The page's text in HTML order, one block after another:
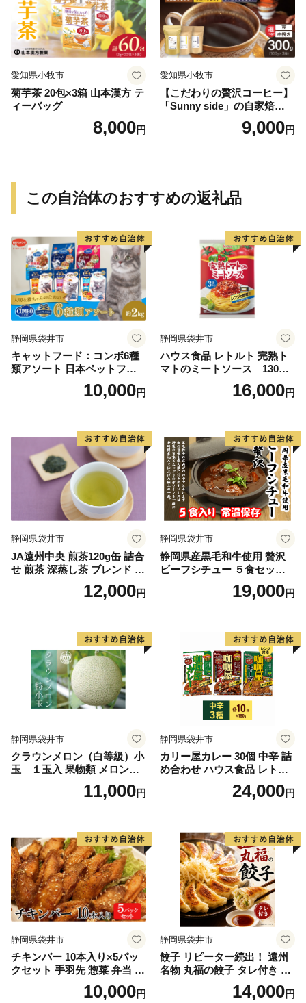
愛知県小牧市
菊芋茶 20包×3箱 山本漢方 テ
ィーバッグ
8,000円
愛知県小牧市
【こだわりの贅沢コーヒー】
「Sunny side」の自家焙煎珈
琲ブレンド珈琲飲み比べセッ
9,000円
この自治体のおすすめの返礼品
静岡県袋井市
キャットフード：コンボ6種
類アソート 日本ペットフー
ド ネコ 猫 愛猫 ケア ペット
えさ セット 健康 栄養 猫用
維持 下部尿路の健康維持
10,000円
静岡県袋井市
ハウス食品 レトルト 完熟ト
マトのミートソース 130g×
18個（3食×6個）16,000円
静岡県袋井市
JA遠州中央 煎茶120g缶 詰合
せ 煎茶 深蒸し茶 ブレンド ギ
フト 贈り物 人気 厳選 おすす
め 袋井市 飲料類 お茶 緑茶
12,000円
静岡県袋井市
静岡県産黒毛和牛使用 贅沢
ビーフシチュー ５食セット
贅沢 贈り物 料理 簡単 レンチ
ン おすすめ 人気 厳選 袋井市
19,000円
静岡県袋井市
クラウンメロン（白等級）小
玉 １玉入 果物類 メロン青
11,000円
静岡県袋井市
カリー屋カレー 30個 中辛 詰
め合わせ ハウス食品 レトル
24,000円
静岡県袋井市
チキンバー 10本入り×5パッ
クセット 手羽先 惣菜 弁当 お
かず お酒 おつまみ ギフト キ
ャンプ アウトドア キャンプ
10,000円
静岡県袋井市
餃子 リピーター続出！ 遠州
名物 丸福の餃子 タレ付き ぎ
ょうざ ギョーザ ギョウザ 惣
菜 おかず 中華 点心 加工食品
14,000円